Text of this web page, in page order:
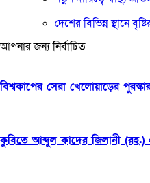
দেশের বিভিন্ন স্থানে
আপনার জন্য নির্বাচিত
বিশ্বকাপের সেরা খেলোয়াড়ের
কুবিতে আব্দুল কাদের জিলানী (রহ.)